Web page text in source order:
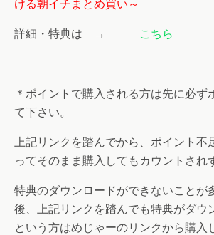
ける朝イチまとめ買い～
詳細・特典は → こちら
＊ポイントで購入される方は先に必ず
て下さい。
上記リンクを踏んでから、ポイント不
ってそのまま購入してもカウントされ
特典のダウンロードができないことが
後、上記リンクを踏んでも特典がダウ
という方はめじゃーのリンクから購入